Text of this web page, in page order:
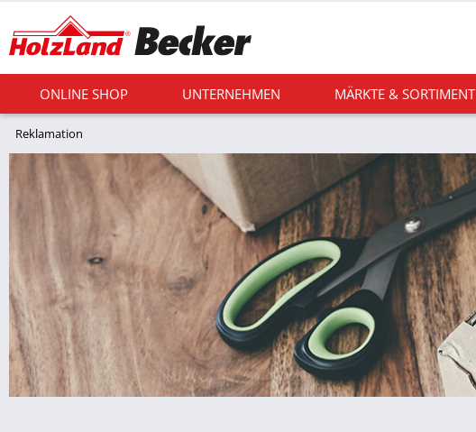
ONLINE SHOP UNTERNEHMEN MÄRKTE & SORTIMENT
Reklamation